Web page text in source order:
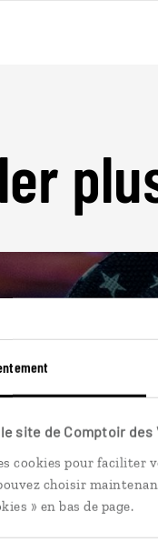
site de Comptoir des
cookies pour faciliter
choisir
» en bas de page.